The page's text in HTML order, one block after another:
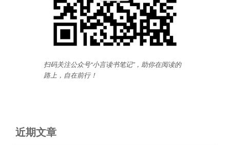
扫码关注公众号“小言读书笔记”，助你在阅读的
路上，自在前行！
近期文章